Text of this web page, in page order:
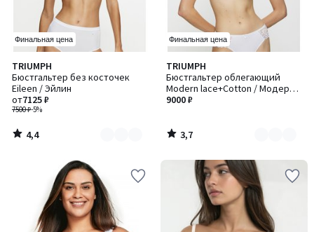
Финальная цена
TRIUMPH
Бюстгальтер без косточек
Eileen / Эйлин
7500 ₽-5%
от7125 ₽
4,4
/ 5
Количество
цветов:
2
4,4
/
Финальная цена
TRIUMPH
Бюстгальтер облегающий
Modern lace+Cotton / Модерн
лейс+Коттон
9000 ₽
3,7
/ 5
Количество
цветов:
2
3,7
/